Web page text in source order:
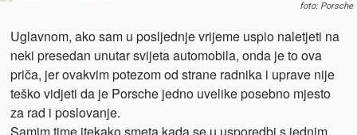
foto: Porsche
Uglavnom, ako sam u posljednje vrijeme uspio naletjeti na
neki presedan unutar svijeta automobila, onda je to ova
priča, jer ovakvim potezom od strane radnika i uprave nije
teško vidjeti da je Porsche jedno uvelike posebno mjesto
za rad i poslovanje.